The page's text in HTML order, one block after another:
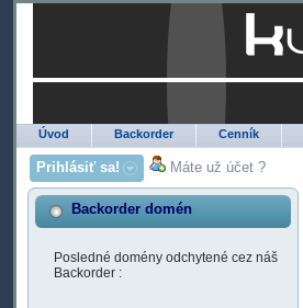
Úvod Backorder Cenník
Prihlásiť sa! Máte už účet ?
Backorder domén
Posledné domény odchytené cez náš
Backorder :